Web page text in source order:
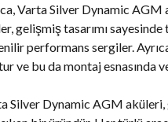
Varta Silver Dynamic AGM
gelişmiş tasarımı
performans sergiler.
ve bu da montaj esnasında
Silver Dynamic AGM